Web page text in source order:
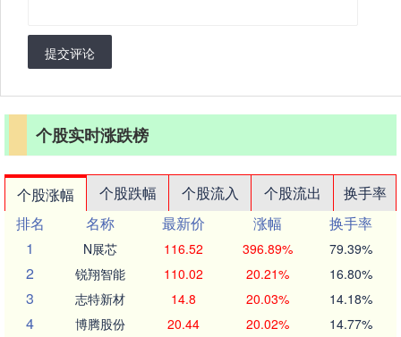
提交评论
个股实时涨跌榜
个股涨幅 个股跌幅 个股流入 个股流出
换手率
排名
名称 最新价 涨幅
换手率
1
N展芯 116.52 396.89% 79.39%
2 锐翔智能 110.02 20.21% 16.80%
3 志特新材 14.8 20.03% 14.18%
4 博腾股份 20.44 20.02% 14.77%